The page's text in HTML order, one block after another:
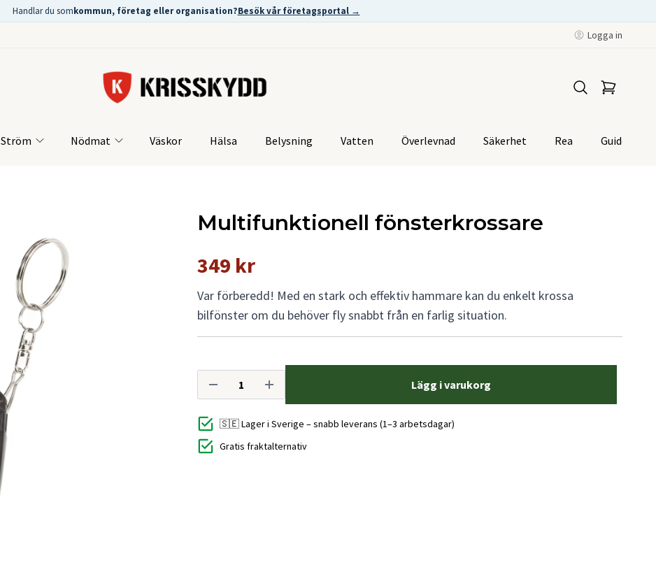
Handlar du somkommun, företag eller organisation?Besök vår företagsportal →
Logga in
Ström Nödmat Väskor Hälsa Belysning Vatten Överlevnad Säkerhet Rea Guider
Multifunktionell fönsterkrossare
349 kr
Var förberedd! Med en stark och effektiv hammare kan du enkelt krossa
bilfönster om du behöver fly snabbt från en farlig situation.
Lägg i varukorg
🇸🇪 Lager i Sverige – snabb leverans (1–3 arbetsdagar)
Gratis fraktalternativ